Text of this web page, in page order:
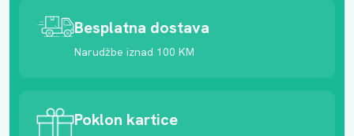
Besplatna dostava
Narudžbe iznad 100 KM
Poklon kartice